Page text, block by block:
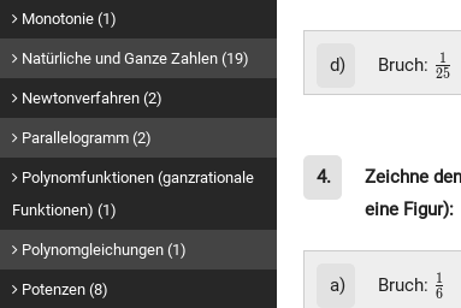
d) Bruch: 25
1
4.
Zeichne
eine Figur):
a) Bruch: 6
1
Monotonie (1)
Natürliche und Ganze Zahlen (19)
Newtonverfahren (2)
Parallelogramm (2)
Polynomfunktionen (ganzrationale
Funktionen) (1)
Polynomgleichungen (1)
Potenzen (8)